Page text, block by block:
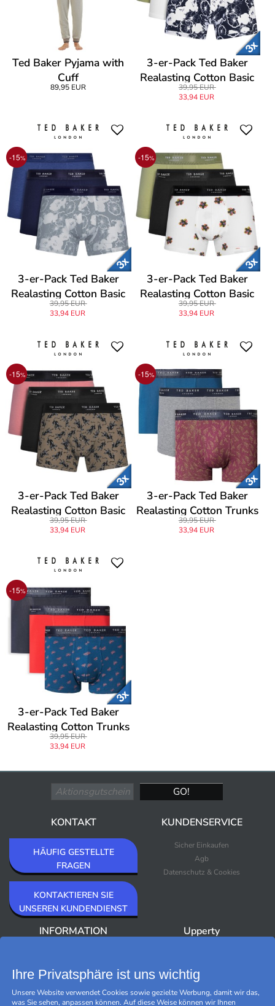
Ted Baker Pyjama with
Cuff
89,95 EUR
3-er-Pack Ted Baker
Realasting Cotton Basic
Trunks
39,95 EUR
33,94 EUR
-15%
3-er-Pack Ted Baker
Realasting Cotton Basic
Trunks
39,95 EUR
33,94 EUR
-15%
3-er-Pack Ted Baker
Realasting Cotton Basic
Trunks
39,95 EUR
33,94 EUR
-15%
3-er-Pack Ted Baker
Realasting Cotton Basic
Trunks
39,95 EUR
33,94 EUR
-15%
3-er-Pack Ted Baker
Realasting Cotton Trunks
39,95 EUR
33,94 EUR
-15%
3-er-Pack Ted Baker
Realasting Cotton Trunks
39,95 EUR
33,94 EUR
KONTAKT
HÄUFIG GESTELLTE
FRAGEN
KONTAKTIEREN SIE
UNSEREN KUNDENDIENST
KUNDENSERVICE
Sicher Einkaufen
Agb
Datenschutz & Cookies
INFORMATION
Newsletter
Upperty
Bestseller
Outlet
Marken
Ihre Privatsphäre ist uns wichtig
Unsere Website verwendet Cookies sowie gezielte Werbung, damit wir das,
was Sie sehen, anpassen können. Auf diese Weise können wir Ihnen